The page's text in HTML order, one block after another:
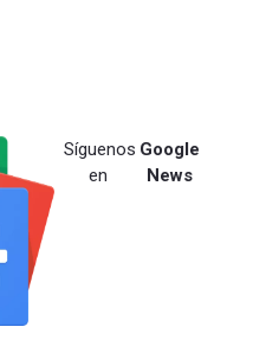
Síguenos
en
Google
News